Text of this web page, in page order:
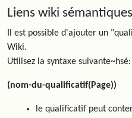
Liens wiki sémantiques
Il est possible d'ajouter un
Wiki.
Utilisez la syntaxe suivante~hsé:
(nom-du-qualificatif(Page))
le qualificatif peut